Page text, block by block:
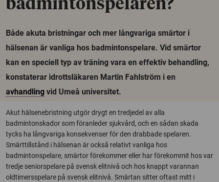
badmintonspelaren?
Både akuta bristningar och mer långvariga smärtor i
hälsenan är vanliga hos badmintonspelare. Vid smärtor
kan en speciell typ av träning vara en effektiv behandling,
konstaterar idrottsläkaren Martin Fahlström i en
avhandling vid Umeå universitet.
Akut hälsenebristning utgör drygt en tredjedel av alla
badmintonskador som föranleder sjukvård, och en sådan skada
tycks ha långvariga konsekvenser för den drabbade spelaren.
Smärttillstånd i hälsenan är också relativt vanliga hos
badmintonspelare, smärtor förekommer eller har förekommit hos var
tredje seniorspelare på svensk elitnivå och hos knappt varannan
oldtimersspelare på svensk elitnivå. Smärtan sitter oftast mitt i